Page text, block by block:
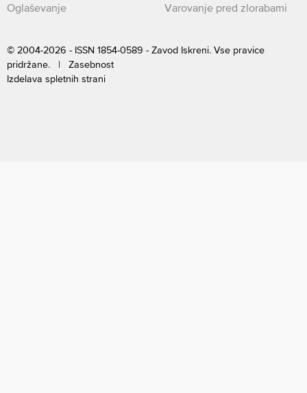
Oglaševanje
Varovanje pred zlorabami
© 2004-2026 - ISSN 1854-0589 - Zavod Iskreni. Vse pravice
pridržane. | Zasebnost
Izdelava spletnih strani